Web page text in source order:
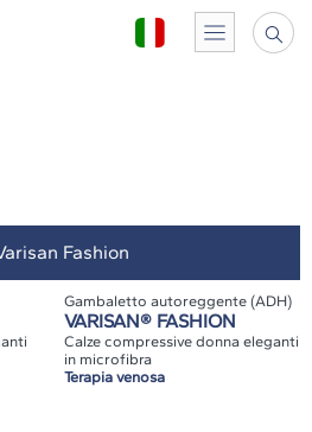
Fashion
Gambaletto autoreggente (ADH)
VARISAN® FASHION
Calze compressive donna eleganti
in microfibra
Terapia venosa